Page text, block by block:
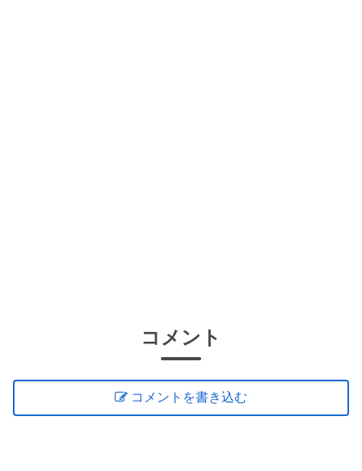
コメント
コメントを書き込む